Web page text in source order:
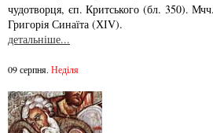
чудотворця, єп. Критського­ (бл. 350).
Григорiя Синаїта (ХІV).
детальніше...
09 серпня. Неділя